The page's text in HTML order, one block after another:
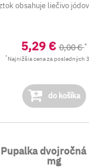
obsahuje liečivo
5,29 €0,00 €*
* Najnižšia cena za posledných
do košíka
dvojročná
mg